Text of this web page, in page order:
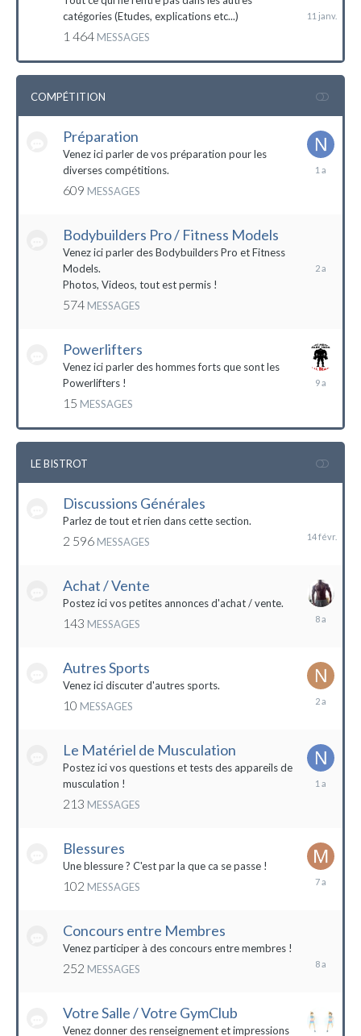
catégories (Etudes, explications etc...)
1 464 MESSAGES
COMPÉTITION
Préparation
Venez ici parler de vos préparation pour les
diverses compétitions.
609 MESSAGES
14
Bodybuilders Pro / Fitness Models
Venez ici parler des Bodybuilders Pro et Fitness
Models.
Photos, Videos, tout est permis !
574 MESSAGES
2021
Powerlifters
Venez ici parler des hommes forts que sont les
Powerlifters !
15 MESSAGES
LE BISTROT
Discussions Générales
Parlez de tout et rien dans cette section.
2 596 MESSAGES
Achat / Vente
Postez ici vos petites annonces d'achat / vente.
143 MESSAGES
Autres Sports
Venez ici discuter d'autres sports.
10 MESSAGES
18
Le Matériel de Musculation
Postez ici vos questions et tests des appareils de
musculation !
213 MESSAGES
Blessures
Une blessure ? C'est par la que ca se passe !
102 MESSAGES
19
Concours entre Membres
Venez participer à des concours entre membres !
252 MESSAGES
2016
Votre Salle / Votre GymClub
Venez donner des renseignement et impressions